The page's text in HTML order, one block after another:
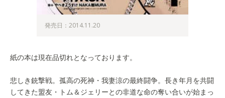
発売日：2014.11.20
紙の本は現在品切れとなっております。
悲しき銃撃戦。孤高の死神・我妻涼の最終闘争。長き年月を共闘
してきた盟友・トム＆ジェリーとの非道な命の奪い合いが始まっ